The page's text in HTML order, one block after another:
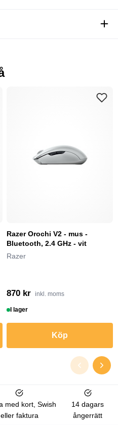
Razer Orochi V2 - mus -
Bluetooth, 2.4 GHz - vit
Razer
870 kr inkl. moms
I lager
Köp
med kort, Swish
eller faktura
14 dagars
ångerrätt